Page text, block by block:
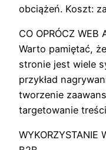
obciążeń. Koszt:
CO OPRÓCZ WEB
Warto pamiętać,
stronie jest wiele
przykład
tworzenie
targetowanie
WYKORZYSTANIE